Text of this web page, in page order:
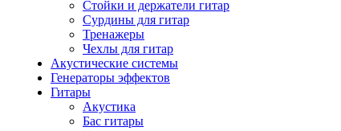
Стойки и держатели гитар
Сурдины для гитар
Тренажеры
Чехлы для гитар
Акустические системы
Генераторы эффектов
Гитары
Акустика
Бас гитары